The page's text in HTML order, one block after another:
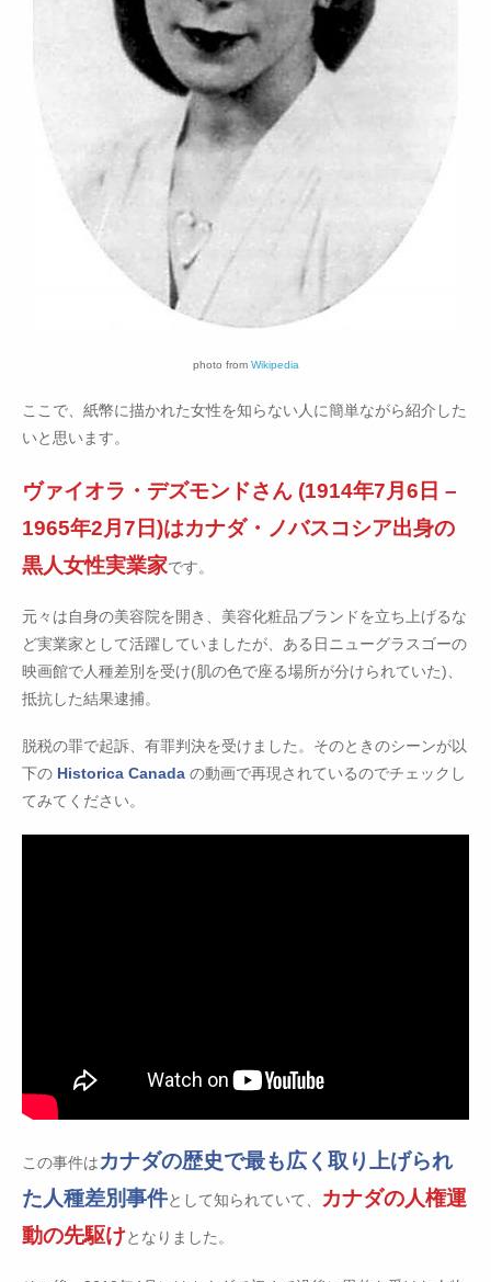
photo from Wikipedia
ここで、紙幣に描かれた女性を知らない人に簡単ながら紹介した
いと思います。
ヴァイオラ・デズモンドさん (1914年7月6日 –
1965年2月7日)はカナダ・ノバスコシア出身の
黒人女性実業家です。
元々は自身の美容院を開き、美容化粧品ブランドを立ち上げるな
ど実業家として活躍していましたが、ある日ニューグラスゴーの
映画館で人種差別を受け(肌の色で座る場所が分けられていた)、
抵抗した結果逮捕。
脱税の罪で起訴、有罪判決を受けました。そのときのシーンが以
下の Historica Canada の動画で再現されているのでチェックし
てみてください。
この事件はカナダの歴史で最も広く取り上げられ
た人種差別事件として知られていて、
カナダの人権運
動の先駆けとなりました。